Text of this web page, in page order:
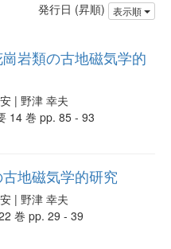
発行日 (昇順) 表示順
岩類の古地磁気学的
| 野津 幸夫
14 巻 pp. 85 - 93
地磁気学的研究
| 野津 幸夫
巻 pp. 29 - 39